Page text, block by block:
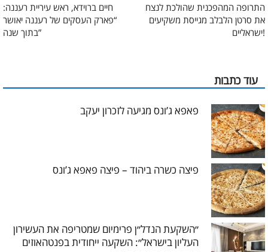
חיים ברוידא, ראש עיריית רעננה:
“פארק העסקים של רעננה יאושר
בתוך שנה”
התרופה המהפכנית שהולכת לנצח
את סרטן הלבלב מגייסת משקיעים
ישראליים!
עוד כתבות
פאפא ג’ונס מגיעה לזכרון יעקב
פיצה כשרה ביהוד – פיצה פאפא ג’ונס
״השקעת הנדל״ן פרימיום שמטריפה את העשירון
העליון בישראל״: השקעה ייחודית בפנטהאוזים